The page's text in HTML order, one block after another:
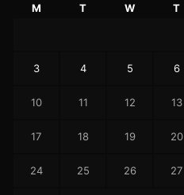
M T W T
3 4 5 6
10 11 12 13
17 18 19 20
24 25 26 27